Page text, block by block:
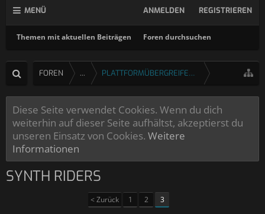
MENÜ
Themen mit aktuellen Beiträgen Foren durchsuchen
ANMELDEN REGISTRIEREN
FOREN ... PLATTFORMÜBERGREIFENDE SPIELE
Diese Seite verwendet Cookies. Wenn du dich
weiterhin auf dieser Seite aufhältst, akzeptierst du
unseren Einsatz von Cookies. Weitere
Informationen
SYNTH RIDERS
< Zurück 1 2 3